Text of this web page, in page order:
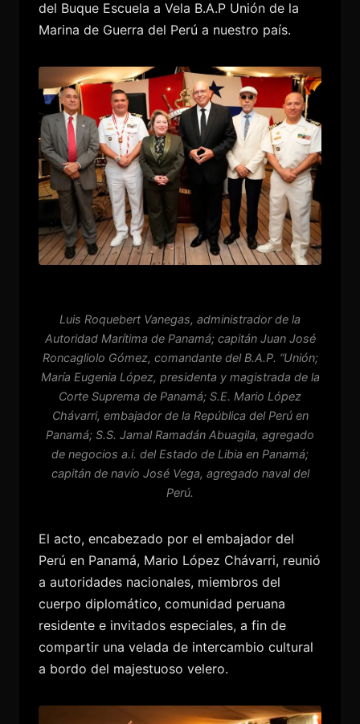
del Buque Escuela a Vela B.A.P Unión de la
Marina de Guerra del Perú a nuestro país.
Luis Roquebert Vanegas, administrador de la
Autoridad Marítima de Panamá; capitán Juan José
Roncagliolo Gómez, comandante del B.A.P. “Unión;
María Eugenia López, presidenta y magistrada de la
Corte Suprema de Panamá; S.E. Mario López
Chávarri, embajador de la República del Perú en
Panamá; S.S. Jamal Ramadán Abuagila, agregado
de negocios a.i. del Estado de Libia en Panamá;
capitán de navío José Vega, agregado naval del
Perú.
El acto, encabezado por el embajador del
Perú en Panamá, Mario López Chávarri, reunió
a autoridades nacionales, miembros del
cuerpo diplomático, comunidad peruana
residente e invitados especiales, a fin de
compartir una velada de intercambio cultural
a bordo del majestuoso velero.